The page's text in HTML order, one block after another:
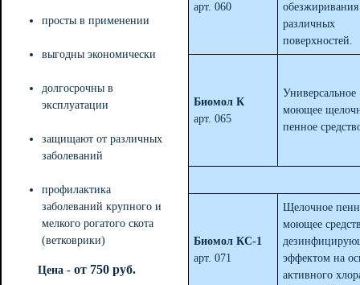
просты в применении
выгодны экономически
долгосрочны в
эксплуатации
защищают от различных
заболеваний
профилактика
заболеваний крупного и
мелкого рогатого скота
(ветковрики)
Цена - от 750 руб.
арт. 060
обезжиривания
различных
поверхностей.
Биомол К
арт. 065
Универсальное
моющее
пенное
Биомол КС-1
арт. 071
Щелочное
моющее
эффектом на
активного